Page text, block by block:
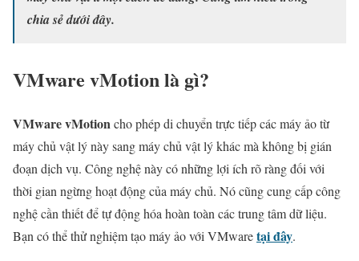
chia sẻ dưới đây.
VMware vMotion là gì?
VMware vMotion cho phép di chuyển trực tiếp các máy ảo từ
máy chủ vật lý này sang máy chủ vật lý khác mà không bị gián
đoạn dịch vụ. Công nghệ này có những lợi ích rõ ràng đối với
thời gian ngừng hoạt động của máy chủ. Nó cũng cung cấp công
nghệ cần thiết để tự động hóa hoàn toàn các trung tâm dữ liệu.
Bạn có thể thử nghiệm tạo máy ảo với VMwaretại đây.